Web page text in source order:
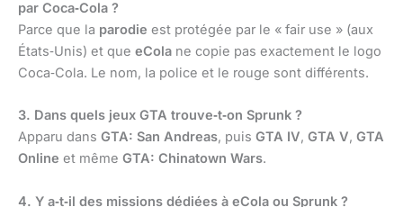
par Coca‑Cola ?
Parce que la parodie est protégée par le « fair use » (aux
États‑Unis) et que eCola ne copie pas exactement le logo
Coca‑Cola. Le nom, la police et le rouge sont différents.
3. Dans quels jeux GTA trouve‑t‑on Sprunk ?
Apparu dans GTA: San Andreas, puis GTA IV, GTA V, GTA
Online et même GTA: Chinatown Wars.
4. Y a‑t‑il des missions dédiées à eCola ou Sprunk ?